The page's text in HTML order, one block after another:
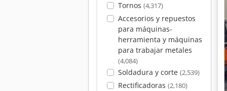
Tornos (4,317)
Accesorios y repuestos
para máquinas-
herramienta y máquinas
para trabajar metales
(4,084)
Soldadura y corte (2,539)
Rectificadoras (2,180)